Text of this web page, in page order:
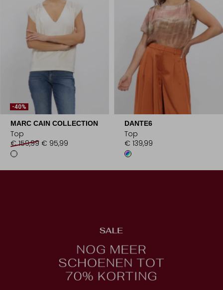
-40%
MARC CAIN COLLECTION
Top
€ 159,99 € 95,99
DANTE6
Top
€ 139,99